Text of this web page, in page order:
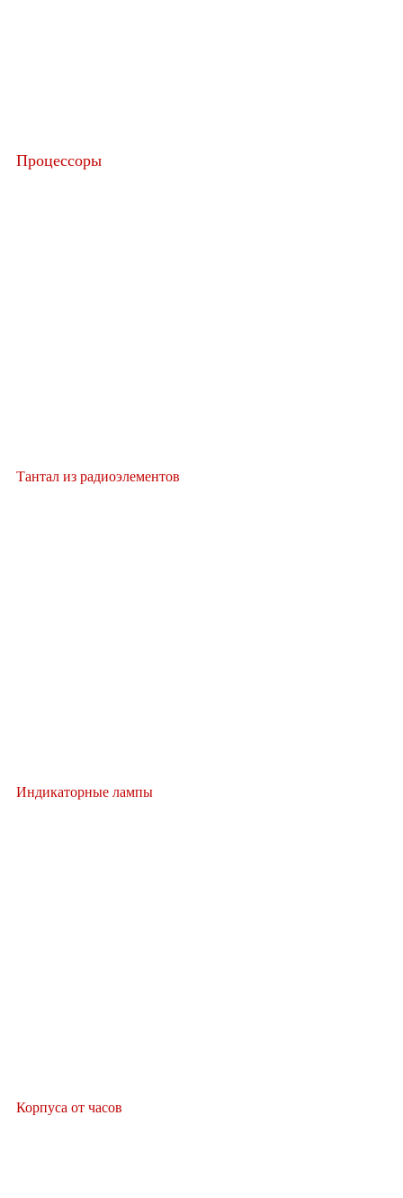
Процессоры
Тантал из радиоэлементов
Индикаторные лампы
Корпуса от часов